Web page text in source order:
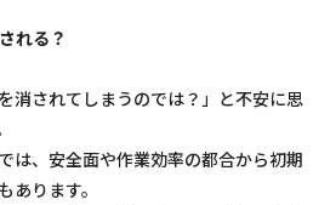
れる？
消されてしまうのでは？」と不安に思
は、安全面や作業効率の都合から初期
あります。